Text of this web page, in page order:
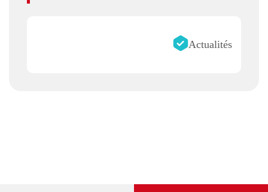
Actualités